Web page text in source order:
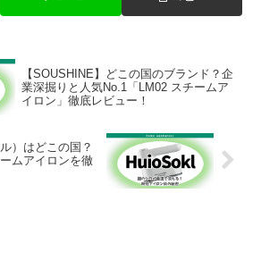
【SOUSHINE】どこの国のブランド？企
業深掘りと人気No.1「LM02 スチームア
イロン」徹底レビュー！
）はどこの国？
ムアイロンを徹